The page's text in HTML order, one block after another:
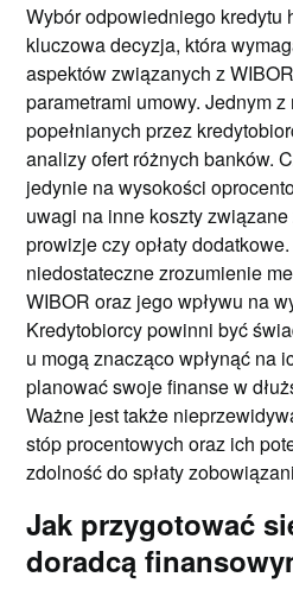
Wybór odpowiedniego kredytu
kluczowa decyzja, która
aspektów związanych z
parametrami umowy. Jednym
popełnianych przez
analizy ofert różnych banków.
jedynie na wysokości
uwagi na inne koszty
prowizje czy opłaty
niedostateczne zrozumienie
WIBOR oraz jego wpływu na
Kredytobiorcy powinni być
u mogą znacząco wpłynąć na
planować swoje finanse w
Ważne jest także
stóp procentowych oraz ich
zdolność do spłaty
Jak przygotować
doradcą